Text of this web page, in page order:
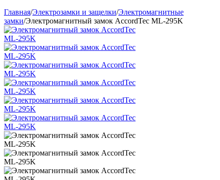
Главная/Электрозамки и защелки/Электромагнитные
замки/Электромагнитный замок AccordTec ML-295K